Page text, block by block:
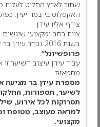
שחזר לארץ החליט לעלות
האקסלוסיבי במודיעין.
צירף אליו עידן
צוות רחב ומקצועי שיגשים
בשנת 2016 נבחר עידן בר להיות מדריך בחברת
פרופשיונל”.
עבור עידן עיצוב השיער
מחמאות .
מספרת עידן בר מציעה
לשיער, תספורות,
תסרוקות לכל אירוע,
למראה מעוצב, מטופח
מקצועי.